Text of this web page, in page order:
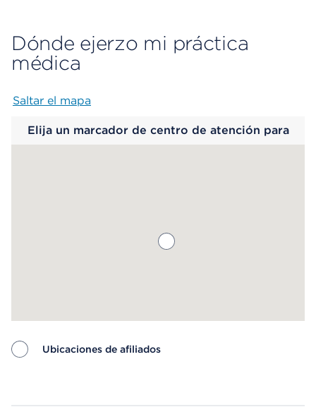
Dónde ejerzo mi práctica
médica
Saltar el mapa
Elija un marcador de centro de atención para
Ubicaciones de afiliados